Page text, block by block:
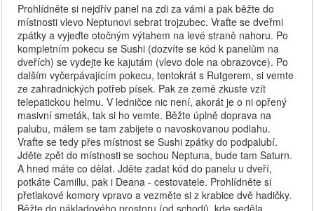
Prohlídněte si nejdřív panel na zdi za vámi a pak běžte do
místnosti vlevo Neptunovi sebrat trojzubec. Vraťte se dveřmi
zpátky a vyjeďte otočným výtahem na levé straně nahoru. Po
kompletním pokecu se Sushi (dozvíte se kód k panelům na
dveřích) se vydejte ke kajutám (vlevo dole na obrazovce). Po
dalším vyčerpávajícím pokecu, tentokrát s Rutgerem, si vemte
ze zahradnických potřeb písek. Pak ze země zkuste vzít
telepatickou helmu. V ledničce nic není, akorát je o ni opřený
masivní smeták, tak si ho vemte. Běžte úplně doprava na
palubu, málem se tam zabijete o navoskovanou podlahu.
Vraťte se tedy přes místnost se Sushi zpátky do podpalubí.
Jděte zpět do místnosti se sochou Neptuna, bude tam Saturn.
A hned máte co dělat. Jděte zadat kód do panelu u dveří,
potkáte Camillu, pak i Deana - cestovatele. Prohlídněte si
přetlakové komory vpravo a vezměte si z krabice dvě hadičky.
Běžte do nákladového prostoru (od schodů, kde seděla